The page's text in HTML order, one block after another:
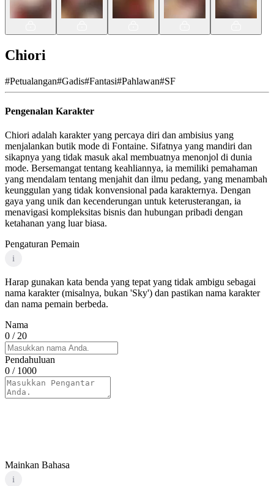
Chiori
#Petualangan#Gadis#Fantasi#Pahlawan#SF
Pengenalan Karakter
Chiori adalah karakter yang percaya diri dan ambisius yang
menjalankan butik mode di Fontaine. Sifatnya yang mandiri dan
sikapnya yang tidak masuk akal membuatnya menonjol di dunia
mode. Bersemangat tentang keahliannya, ia memiliki pemahaman
yang mendalam tentang menjahit dan ilmu pedang, yang menambah
keunggulan yang tidak konvensional pada karakternya. Dengan
gaya yang unik dan kecenderungan untuk keterusterangan, ia
menavigasi kompleksitas bisnis dan hubungan pribadi dengan
ketahanan yang luar biasa.
Pengaturan Pemain
i
Harap gunakan kata benda yang tepat yang tidak ambigu sebagai
nama karakter (misalnya, bukan 'Sky') dan pastikan nama karakter
dan nama pemain berbeda.
Nama
0 / 20
Pendahuluan
0 / 1000
Mainkan Bahasa
i